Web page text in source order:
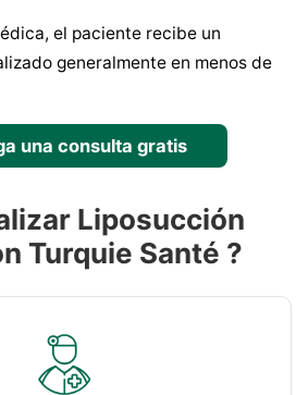
el paciente recibe un
generalmente en menos de
una consulta gratis
Liposucción
Turquie Santé ?